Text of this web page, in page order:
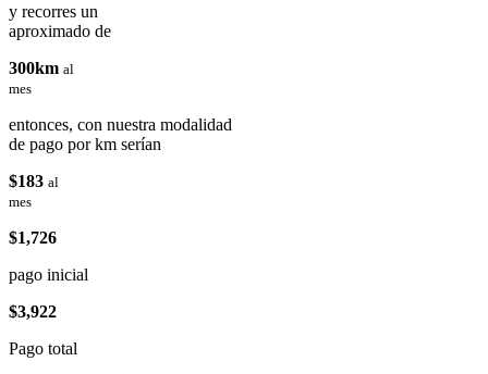
y recorres un
aproximado de
300km al
mes
entonces, con nuestra modalidad
de pago por km serían
$183 al
mes
$1,726
pago inicial
$3,922
Pago total